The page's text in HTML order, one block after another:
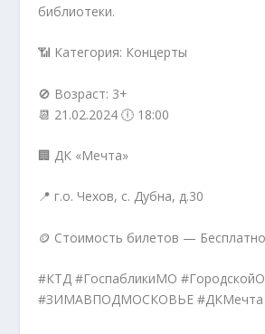
библиотеки.
📶 Категория: Концерты
🚫 Возраст: 3+
📆 21.02.2024 🕕 18:00
🏢 ДК «Мечта»
📍 г.о. Чехов, с. Дубна, д.30
🪙 Стоимость билетов —
#КТД #ГоспабликиМО
#ЗИМАВПОДМОСКОВЬЕ #ДКМечта